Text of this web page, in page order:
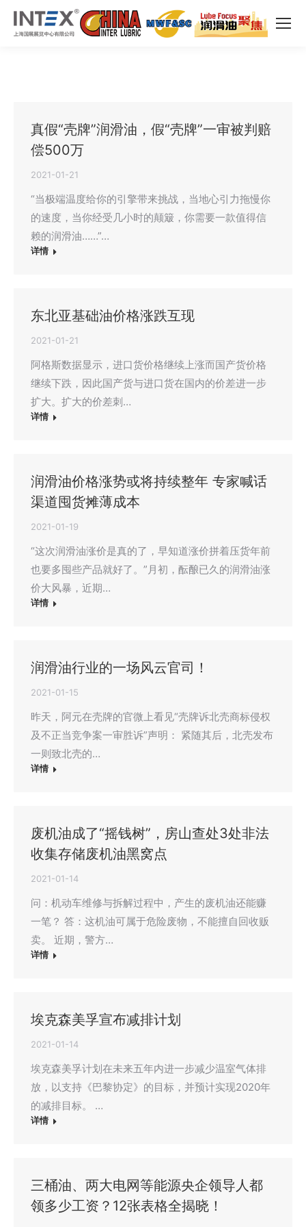
真假“壳牌”润滑油，假“壳牌”一审被判赔
偿500万
2021-01-21
“当极端温度给你的引擎带来挑战，当地心引力拖慢你
的速度，当你经受几小时的颠簸，你需要一款值得信
赖的润滑油……”…
详情
东北亚基础油价格涨跌互现
2021-01-21
阿格斯数据显示，进口货价格继续上涨而国产货价格
继续下跌，因此国产货与进口货在国内的价差进一步
扩大。扩大的价差刺…
详情
润滑油价格涨势或将持续整年 专家喊话
渠道囤货摊薄成本
2021-01-19
“这次润滑油涨价是真的了，早知道涨价拼着压货年前
也要多囤些产品就好了。”月初，酝酿已久的润滑油涨
价大风暴，近期…
详情
润滑油行业的一场风云官司！
2021-01-15
昨天，阿元在壳牌的官微上看见“壳牌诉北壳商标侵权
及不正当竞争案一审胜诉”声明： 紧随其后，北壳发布
一则致北壳的…
详情
废机油成了“摇钱树”，房山查处3处非法
收集存储废机油黑窝点
2021-01-14
问：机动车维修与拆解过程中，产生的废机油还能赚
一笔？ 答：这机油可属于危险废物，不能擅自回收贩
卖。 近期，警方…
详情
埃克森美孚宣布减排计划
2021-01-14
埃克森美孚计划在未来五年内进一步减少温室气体排
放，以支持《巴黎协定》的目标，并预计实现2020年
的减排目标。 …
详情
三桶油、两大电网等能源央企领导人都
领多少工资？12张表格全揭晓！